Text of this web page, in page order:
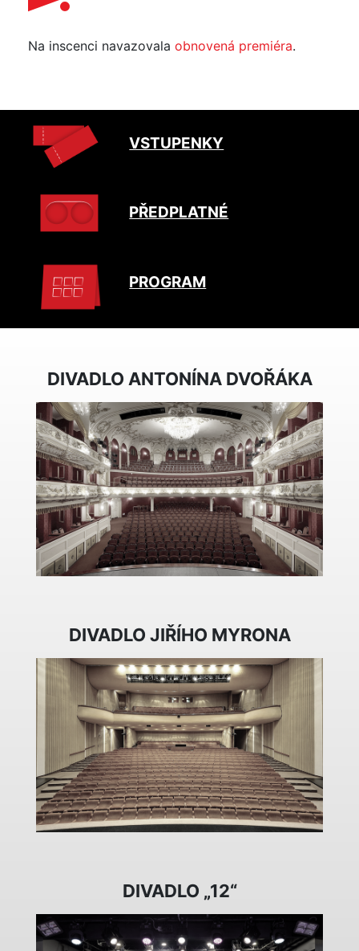
Na inscenci navazovala obnovená premiéra.
VSTUPENKY
PŘEDPLATNÉ
PROGRAM
DIVADLO ANTONÍNA DVOŘÁKA
DIVADLO JIŘÍHO MYRONA
DIVADLO „12“